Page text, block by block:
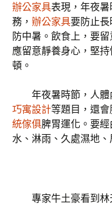
辦公家具表現，年夜
務， 辦公家具要防止
防中暑。飲食上，要
應留意靜養身心，堅持
頓。
年夜暑時節，人
巧寓設計等題目，還
統傢俱脾胃運化。要
水、淋雨、久處濕地、
專家牛土豪看到